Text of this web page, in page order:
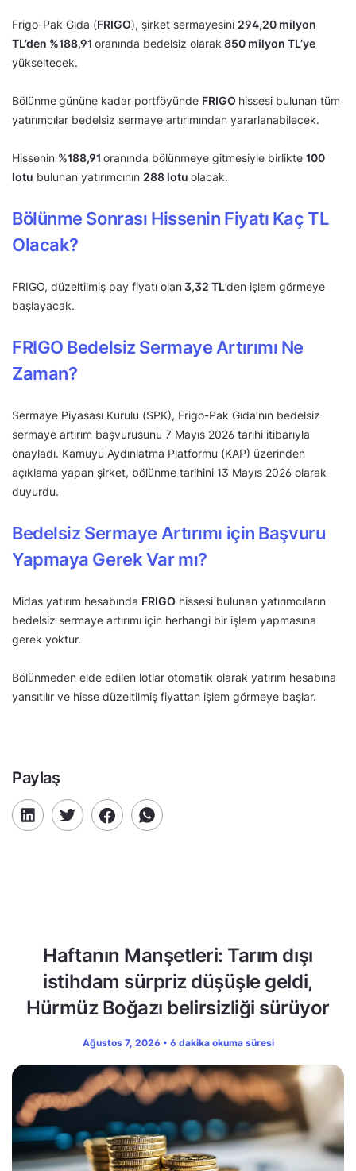
Frigo-Pak Gıda (FRIGO), şirket sermayesini 294,20 milyon
TL’den %188,91 oranında bedelsiz olarak 850 milyon TL’ye
yükseltecek.
Bölünmegününe kadar portföyünde FRIGO hissesi bulunan tüm
yatırımcılar bedelsiz sermaye artırımından yararlanabilecek.
Hissenin %188,91 oranında bölünmeye gitmesiyle birlikte 100
lotu bulunan yatırımcının 288 lotu olacak.
Bölünme Sonrası Hissenin Fiyatı Kaç TL
Olacak?
FRIGO, düzeltilmiş pay fiyatı olan3,32 TL’den işlem görmeye
başlayacak.
FRIGO Bedelsiz Sermaye Artırımı Ne
Zaman?
Sermaye Piyasası Kurulu (SPK), Frigo-Pak Gıda’nın bedelsiz
sermaye artırım başvurusunu 7 Mayıs 2026 tarihi itibarıyla
onayladı. Kamuyu Aydınlatma Platformu (KAP) üzerinden
açıklama yapan şirket, bölünme tarihini 13 Mayıs 2026 olarak
duyurdu.
Bedelsiz Sermaye Artırımı için Başvuru
Yapmaya Gerek Var mı?
Midas yatırım hesabında FRIGO hissesi bulunan yatırımcıların
bedelsiz sermaye artırımı için herhangi bir işlem yapmasına
gerek yoktur.
Bölünmeden elde edilen lotlar otomatik olarak yatırım hesabına
yansıtılır ve hisse düzeltilmiş fiyattan işlem görmeye başlar.
Paylaş
Haftanın Manşetleri: Tarım dışı
istihdam sürpriz düşüşle geldi,
Hürmüz Boğazı belirsizliği sürüyor
Ağustos 7, 2026 • 6 dakika okuma süresi